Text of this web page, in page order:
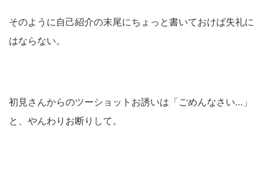
そのように自己紹介の末尾にちょっと書いておけば失礼に
はならない。
初見さんからのツーショットお誘いは「ごめんなさい…」
と、やんわりお断りして。